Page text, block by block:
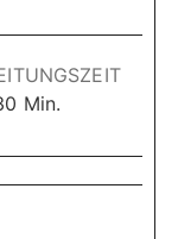
M
n
u
Min.